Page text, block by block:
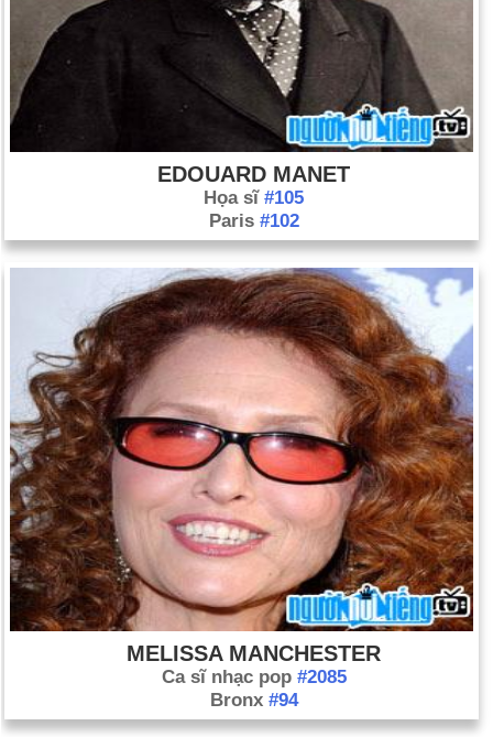
EDOUARD MANET
Họa sĩ #105
Paris #102
MELISSA MANCHESTER
Ca sĩ nhạc pop #2085
Bronx #94